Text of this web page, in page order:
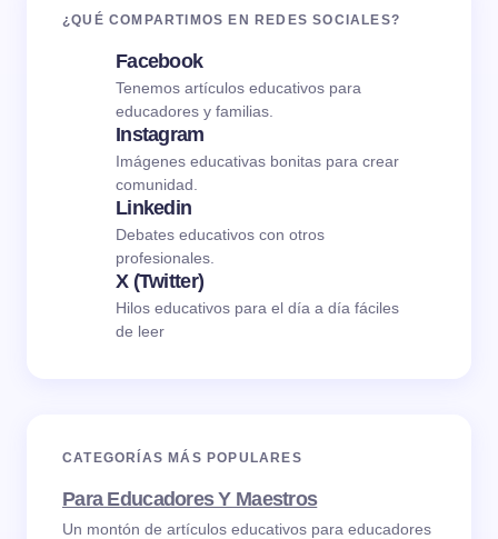
¿QUÉ COMPARTIMOS EN REDES SOCIALES?
Facebook
Tenemos artículos educativos para
educadores y familias.
Instagram
Imágenes educativas bonitas para crear
comunidad.
Linkedin
Debates educativos con otros
profesionales.
X (Twitter)
Hilos educativos para el día a día fáciles
de leer
CATEGORÍAS MÁS POPULARES
Para Educadores Y Maestros
Un montón de artículos educativos para educadores